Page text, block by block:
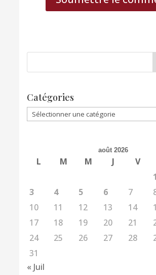
Catégories
Catégories
août 2026
L M M J V
1
3
4 5 6 7
10
11 12 13 14
17
18 19 20 21
24
25 26 27 28
31
« Juil